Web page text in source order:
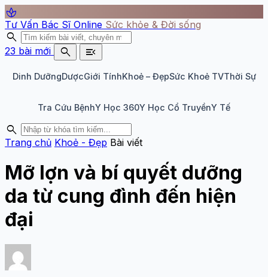
spa
Tư Vấn Bác Sĩ Online Sức khỏe & Đời sống
search
23 bài mới search menu_open
Dinh DưỡngDượcGiới TínhKhoẻ – ĐẹpSức Khoẻ TVThời Sự
Tra Cứu BệnhY Học 360Y Học Cổ TruyềnY Tế
search
Trang chủ Khoẻ - Đẹp Bài viết
Mỡ lợn và bí quyết dưỡng
da từ cung đình đến hiện
đại